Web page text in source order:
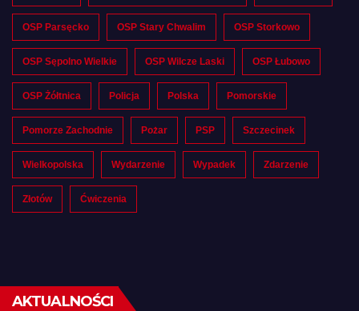
OSP Parsęcko OSP Stary Chwalim OSP Storkowo
OSP Sępolno Wielkie OSP Wilcze Laski OSP Łubowo
OSP Żółtnica Policja Polska Pomorskie
Pomorze Zachodnie Pożar PSP Szczecinek
Wielkopolska Wydarzenie Wypadek Zdarzenie
Złotów Ćwiczenia
AKTUALNOŚCI